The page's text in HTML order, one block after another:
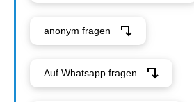
anonym fragen
Auf Whatsapp fragen